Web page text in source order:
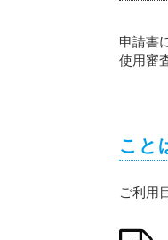
申請書
使用審
こと
ご利用